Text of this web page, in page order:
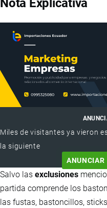
Nota Explicativa
Miles de visitantes ya vieron
la siguiente
ANUNCIAR
Salvo las exclusiones
partida comprende los
las fustas, bastoncillos,